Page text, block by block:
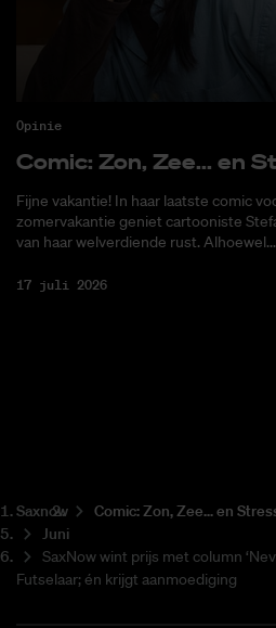
Opinie
Co­mic: Zon, Zee... en
Fijne vakantie! In haar laatste comic
zomervakantie geniet cartooniste
van haar welverdiende rust. Alhoewel...
17 juli 2026
Saxnow Co­mic: Zon, Zee... en
Juni
SaxNow wint prijs met column
Futselaar; én krijgt aanmoediging